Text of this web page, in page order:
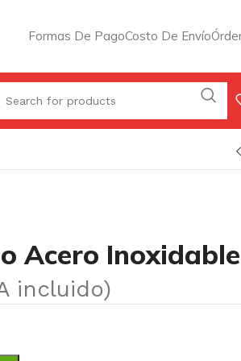
Formas De PagoCosto De Envío
Acero Inoxidable
incluido)